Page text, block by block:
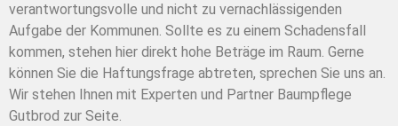
verantwortungsvolle und nicht zu vernachlässigenden
Aufgabe der Kommunen. Sollte es zu einem Schadensfall
kommen, stehen hier direkt hohe Beträge im Raum. Gerne
können Sie die Haftungsfrage abtreten, sprechen Sie uns an.
Wir stehen Ihnen mit Experten und Partner Baumpflege
Gutbrod zur Seite.